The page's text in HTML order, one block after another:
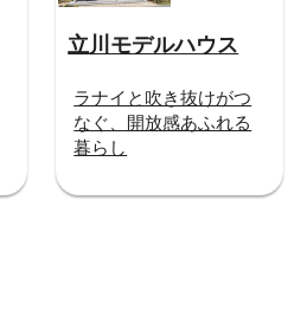
立川モデルハウス
ラナイと吹き抜けがつ
なぐ、開放感あふれる
暮らし